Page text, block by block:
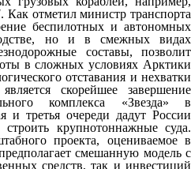
Как отметил министр транспорта
беспилотных и автономных
но и в смежных видах
составы, позволит
в сложных условиях Арктики
отставания и нехватки
скорейшее завершение
комплекса «Звезда» в
и третья очереди дадут России
строить крупнотоннажные суда.
проекта, оцениваемое в
смешанную модель с
средств, так и инвестиций